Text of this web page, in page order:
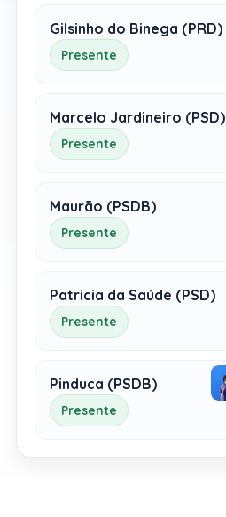
Gilsinho do Binega (PRD)
Presente
Marcelo Jardineiro (PSD)
Presente
Maurão (PSDB)
Presente
Patricia da Saúde (PSD)
Presente
Pinduca (PSDB)
Presente